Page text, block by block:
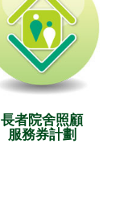
長者院舍照顧
服務券計劃